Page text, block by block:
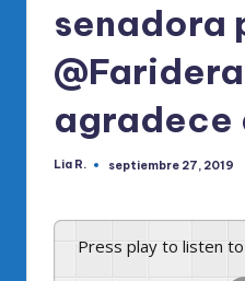
senadora
agradece
Publicado
Lia R. septiembre 27, 2019
Press play to listen